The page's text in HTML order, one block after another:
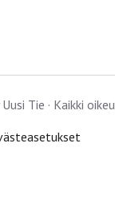
Tie · Kaikki